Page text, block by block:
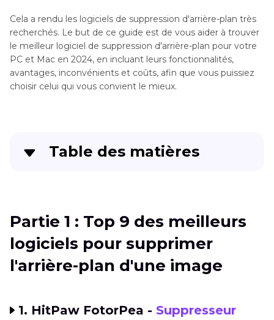
Cela a rendu les logiciels de suppression d'arrière-plan très
recherchés. Le but de ce guide est de vous aider à trouver
le meilleur logiciel de suppression d'arrière-plan pour votre
PC et Mac en 2024, en incluant leurs fonctionnalités,
avantages, inconvénients et coûts, afin que vous puissiez
choisir celui qui vous convient le mieux.
Table des matières
Partie 2: Comparaison des logiciels de
suppression automatique d'arrière-plan photo
Partie 3: FAQ sur les logiciels de suppression
Partie 1 : Top 9 des meilleurs
logiciels pour supprimer
l'arrière-plan d'une image
1. HitPaw FotorPea - Suppresseur